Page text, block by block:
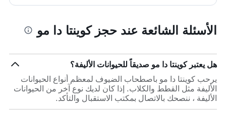
الأسئلة الشائعة عند حجز كوينتا دا مو
هل يعتبر كوينتا دا مو صديقاً للحيوانات الأليفة؟
يرحب كوينتا دا مو باصطحاب الضيوف لمعظم أنواع الحيوانات
الأليفة مثل القطط والكلاب. إذا كان لديك نوع آخر من الحيوانات
الأليفة ، ننصحك بالاتصال بمكتب الاستقبال والتأكد.